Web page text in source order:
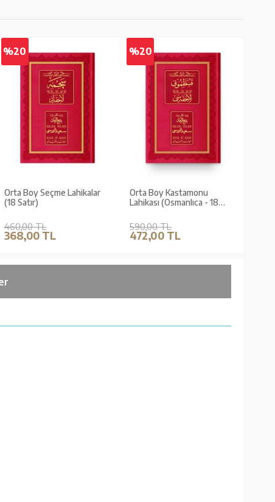
%20
Orta Boy Seçme Lahikalar
(18 Satır)
460,00 TL
368,00 TL
%20
Orta Boy Kastamonu
Lahikası (Osmanlıca - 18
590,00 TL
472,00 TL